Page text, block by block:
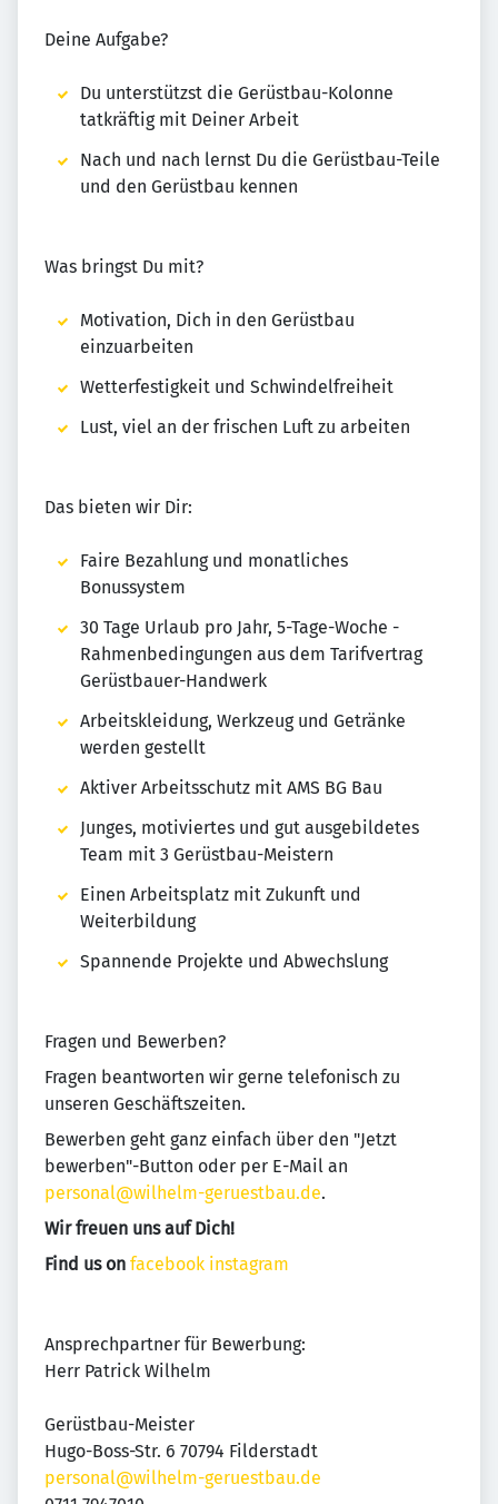
Deine Aufgabe?
Du unterstützst die Gerüstbau-Kolonne
tatkräftig mit Deiner Arbeit
Nach und nach lernst Du die Gerüstbau-Teile
und den Gerüstbau kennen
Was bringst Du mit?
Motivation, Dich in den Gerüstbau
einzuarbeiten
Wetterfestigkeit und Schwindelfreiheit
Lust, viel an der frischen Luft zu arbeiten
Das bieten wir Dir:
Faire Bezahlung und monatliches
Bonussystem
30 Tage Urlaub pro Jahr, 5-Tage-Woche -
Rahmenbedingungen aus dem Tarifvertrag
Gerüstbauer-Handwerk
Arbeitskleidung, Werkzeug und Getränke
werden gestellt
Aktiver Arbeitsschutz mit AMS BG Bau
Junges, motiviertes und gut ausgebildetes
Team mit 3 Gerüstbau-Meistern
Einen Arbeitsplatz mit Zukunft und
Weiterbildung
Spannende Projekte und Abwechslung
Fragen und Bewerben?
Fragen beantworten wir gerne telefonisch zu
unseren Geschäftszeiten.
Bewerben geht ganz einfach über den "Jetzt
bewerben"-Button oder per E-Mail an
personal@wilhelm-geruestbau.de.
Wir freuen uns auf Dich!
Find us on facebook instagram
Ansprechpartner für Bewerbung:
Herr Patrick Wilhelm
Gerüstbau-Meister
Hugo-Boss-Str. 6 70794 Filderstadt
personal@wilhelm-geruestbau.de